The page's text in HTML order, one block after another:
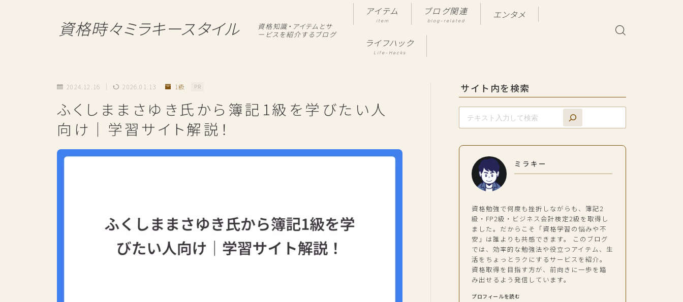
資格時々ミラキースタイル
資格知識・アイテムとサ
ービスを紹介するブログ
アイテム
item
ブログ関連
blog-related
エンタメ
ライフハック
Life-Hacks
2024.12.16 2026.01.13 1級 PR
ふくしままさゆき氏から簿記1級を学びたい人
向け｜学習サイト解説！
サイト内を検索
ミラキー
資格勉強で何度も挫折しながらも、簿記2
級・FP2級・ビジネス会計検定2級を取得し
ました。だからこそ「資格学習の悩みや不
安」は誰よりも共感できます。 このブログ
では、効率的な勉強法や役立つアイテム、生
活をちょっとラクにするサービスを紹介。
資格取得を目指す方が、前向きに一歩を踏
み出せるよう発信しています。
プロフィールを読む